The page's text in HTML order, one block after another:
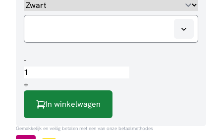
-Boekenkast
Tenna
aantal
+
In winkelwagen
Gemakkelijk en veilig betalen met een van onze betaalmethodes